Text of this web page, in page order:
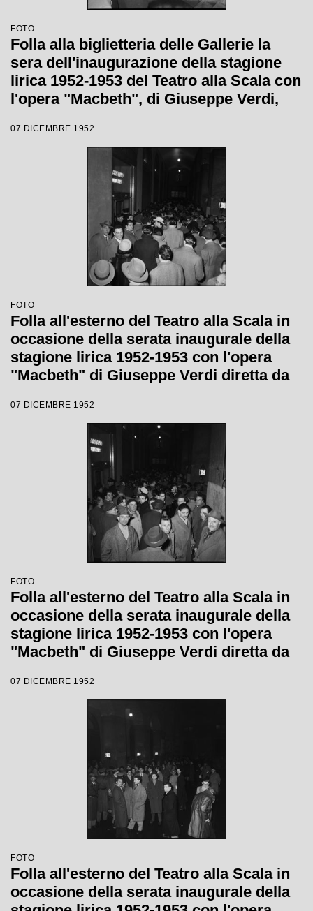
FOTO
Folla alla biglietteria delle Gallerie la
sera dell'inaugurazione della stagione
lirica 1952-1953 del Teatro alla Scala con
l'opera "Macbeth", di Giuseppe Verdi,
di Carl Ebert
07 DICEMBRE 1952
FOTO
Folla all'esterno del Teatro alla Scala in
occasione della serata inaugurale della
stagione lirica 1952-1953 con l'opera
"Macbeth" di Giuseppe Verdi diretta da
Ebert
07 DICEMBRE 1952
FOTO
Folla all'esterno del Teatro alla Scala in
occasione della serata inaugurale della
stagione lirica 1952-1953 con l'opera
"Macbeth" di Giuseppe Verdi diretta da
Ebert
07 DICEMBRE 1952
FOTO
Folla all'esterno del Teatro alla Scala in
occasione della serata inaugurale della